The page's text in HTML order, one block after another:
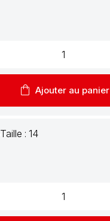
shopping_bag Ajouter au panier
Taille : 14